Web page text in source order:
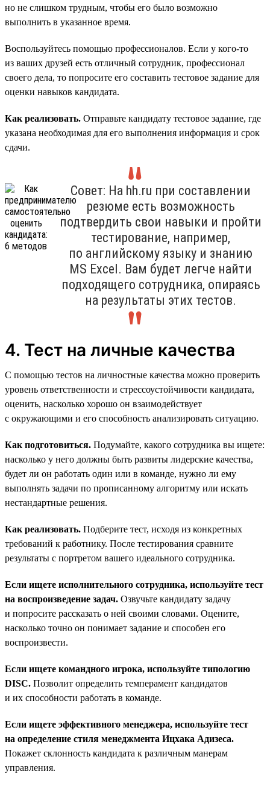
но не слишком трудным, чтобы его было возможно
выполнить в указанное время.
Воспользуйтесь помощью профессионалов. Если у кого-то
из ваших друзей есть отличный сотрудник, профессионал
своего дела, то попросите его составить тестовое задание для
оценки навыков кандидата.
Как реализовать. Отправьте кандидату тестовое задание, где
указана необходимая для его выполнения информация и срок
сдачи.
Совет: На hh.ru при составлении
резюме есть возможность
подтвердить свои навыки и пройти
тестирование, например,
по английскому языку и знанию
MS Excel. Вам будет легче найти
подходящего сотрудника, опираясь
на результаты этих тестов.
4. Тест на личные качества
С помощью тестов на личностные качества можно проверить
уровень ответственности и стрессоустойчивости кандидата,
оценить, насколько хорошо он взаимодействует
с окружающими и его способность анализировать ситуацию.
Как подготовиться. Подумайте, какого сотрудника вы ищете:
насколько у него должны быть развиты лидерские качества,
будет ли он работать один или в команде, нужно ли ему
выполнять задачи по прописанному алгоритму или искать
нестандартные решения.
Как реализовать. Подберите тест, исходя из конкретных
требований к работнику. После тестирования сравните
результаты с портретом вашего идеального сотрудника.
Если ищете исполнительного сотрудника, используйте тест
на воспроизведение задач. Озвучьте кандидату задачу
и попросите рассказать о ней своими словами. Оцените,
насколько точно он понимает задание и способен его
воспроизвести.
Если ищете командного игрока, используйте типологию
DISC. Позволит определить темперамент кандидатов
и их способности работать в команде.
Если ищете эффективного менеджера, используйте тест
на определение стиля менеджмента Ицхака Адизеса.
Покажет склонность кандидата к различным манерам
управления.